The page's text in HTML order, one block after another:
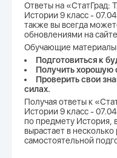
Ответы на «СтатГрад:
Истории 9 класс -
также вы всегда
обновлениями на
Обучающие материалы
Подготовиться к
Получить хорошую
Проверить свои
силах.
Получая ответы к
Истории 9 класс -
по предмету История,
вырастает в
самостоятельной